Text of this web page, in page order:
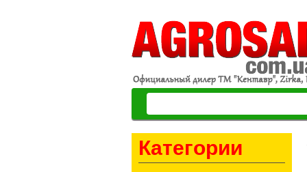
Категории